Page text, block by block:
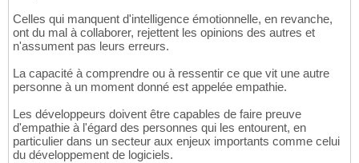
Celles qui manquent d'intelligence émotionnelle, en revanche,
ont du mal à collaborer, rejettent les opinions des autres et
n'assument pas leurs erreurs.
La capacité à comprendre ou à ressentir ce que vit une autre
personne à un moment donné est appelée empathie.
Les développeurs doivent être capables de faire preuve
d'empathie à l'égard des personnes qui les entourent, en
particulier dans un secteur aux enjeux importants comme celui
du développement de logiciels.